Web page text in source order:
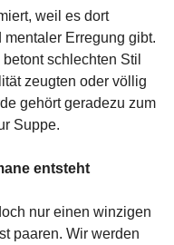
weil es dort
Erregung gibt.
schlechten Stil
zeugten oder völlig
gehört geradezu zum
Suppe.
entsteht
nur einen winzigen
paaren. Wir werden